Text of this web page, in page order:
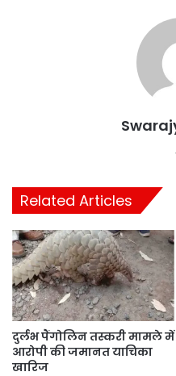
Related Articles
दुर्लभ पैंगोलिन तस्करी मामले में
आरोपी की जमानत याचिका
खारिज